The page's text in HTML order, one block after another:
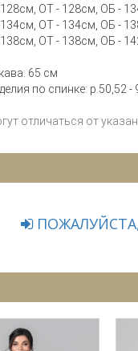
128см, ОТ - 128см, ОБ -
134см, ОТ - 134см, ОБ -
138см, ОТ - 138см, ОБ -
65 см
по спинке: р.50,52
отличаться от